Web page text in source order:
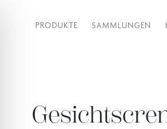
PRODUKTE SAMMLUNGEN